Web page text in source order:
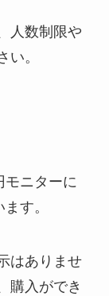
人数制限や
い。
モニターに
す。
はありませ
購入ができ